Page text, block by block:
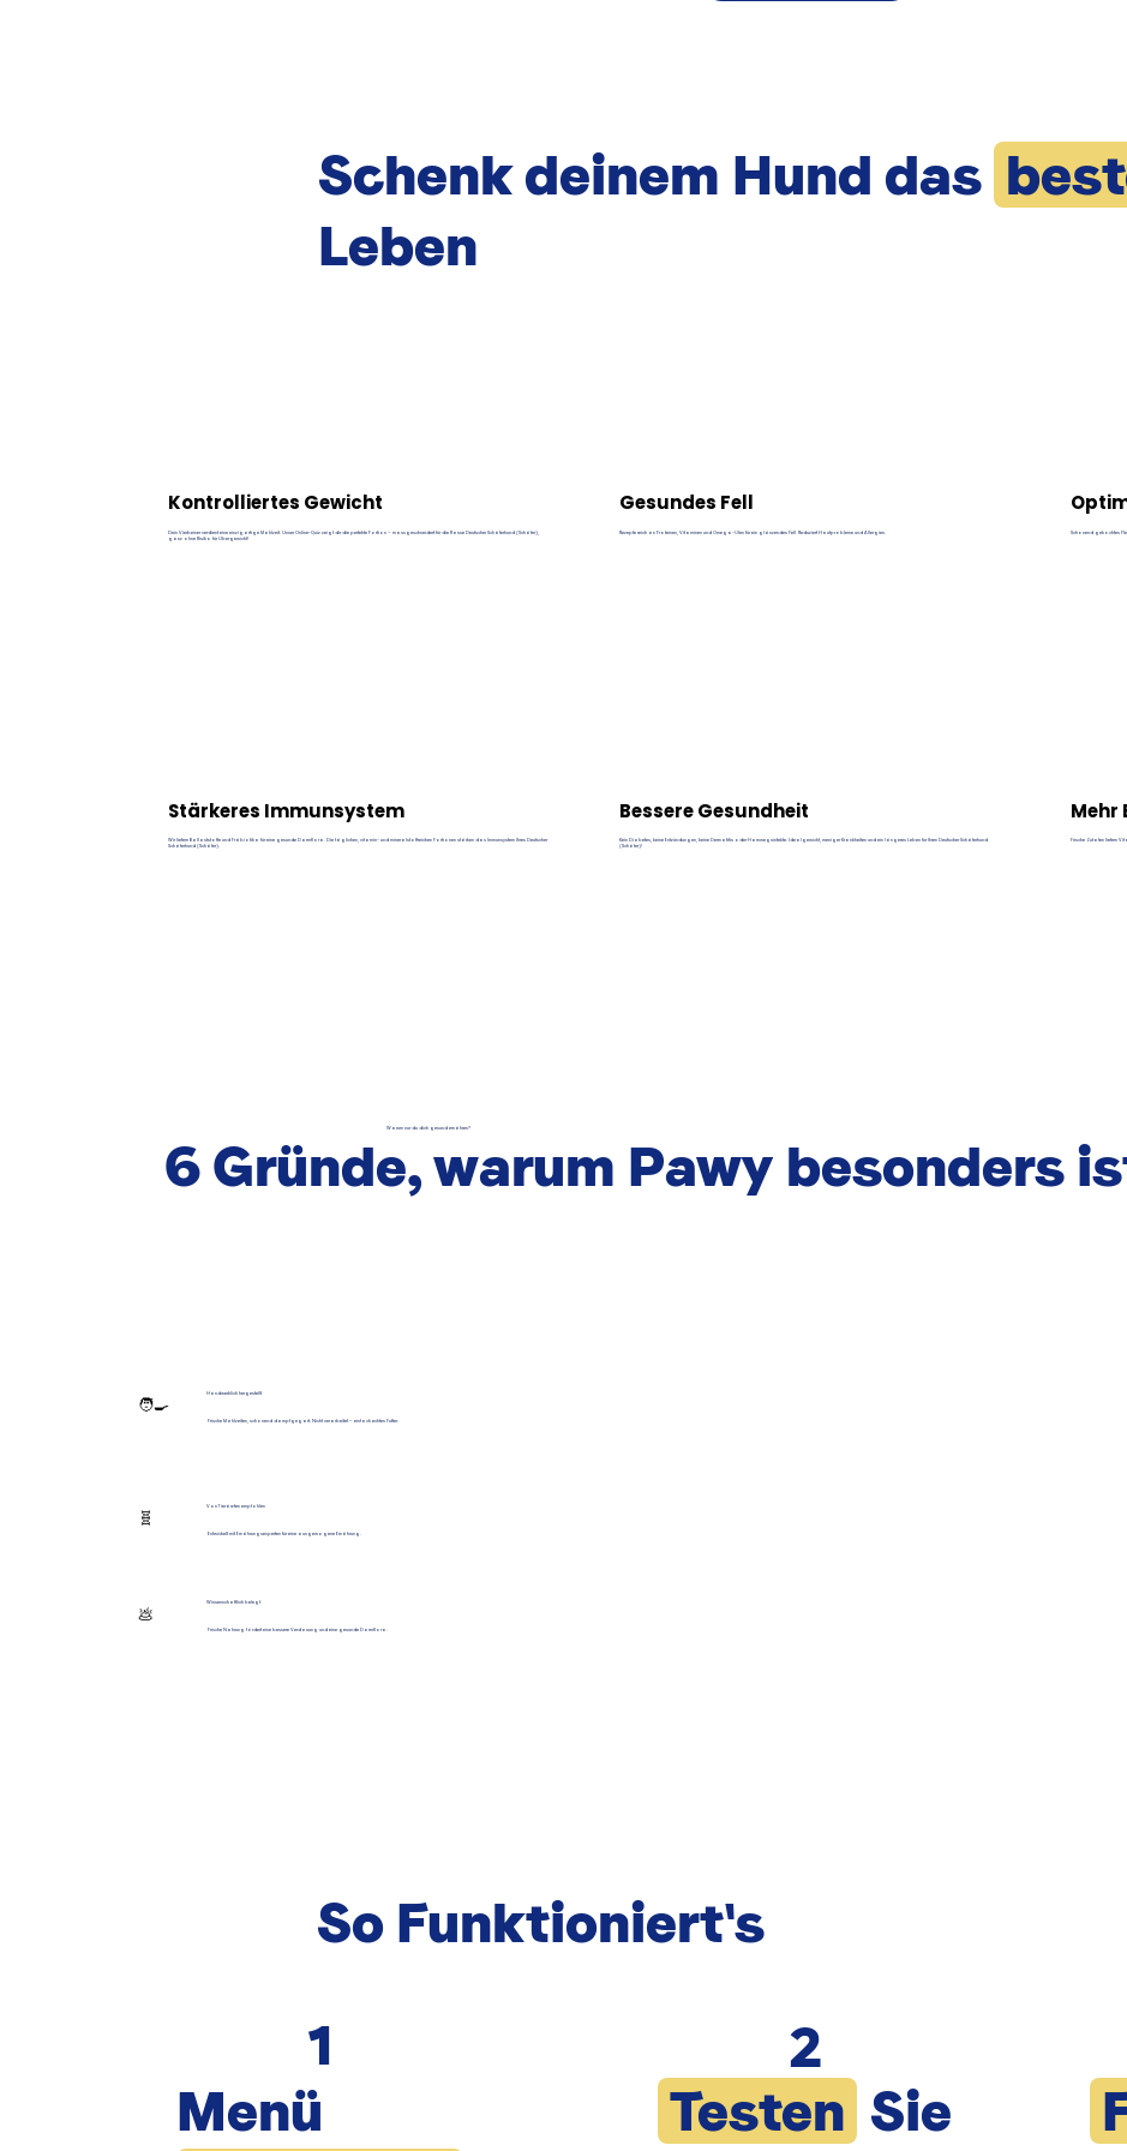
Schenk deinem Hund das
Leben
Kontrolliertes Gewicht
Dein Vierbeiner verdient eine einzigartige Mahlzeit. Unser Online-Quiz zeigt dir die perfekte Portion – massgeschneidert für die Rasse Deutscher Schäferhund (Schäfer),
ganz ohne Risiko für Übergewicht!
Gesundes Fell
Rezepte reich an Proteinen, Vitaminen und Omega-Ölen für ein glänzendes Fell. Reduziert Hautprobleme und Allergien. Schonend gekochtes
Stärkeres Immunsystem
Wir liefern Ballaststoffe und Präbiotika für eine gesunde Darmflora. Die täglichen, vitamin- und mineralstoffreichen Portionen stärken das Immunsystem Ihres Deutscher
Schäferhund (Schäfer).
Bessere Gesundheit
Kein Diabetes, keine Entzündungen, keine Dermatitis oder Harnwegsinfekte. Idealgewicht, weniger Krankheiten und ein längeres Leben für Ihren Deutscher Schäferhund
(Schäfer)!
Mehr
Frische Zutaten liefern
Warum nur du dich gesund ernähren?
6 Gründe, warum Pawy besonders
🧑‍🍳
Handwerklich hergestellt
Frische Mahlzeiten, schonend dampfgegart. Nicht verarbeitet – einfach echtes Futter.
🧬
Entwickelt mit Ernährungsexperten für eine ausgewogene Ernährung.
Von Tierärzten empfohlen
💩
Wissenschaftlich belegt
Frische Nahrung fördert eine bessere Verdauung und eine gesunde Darmflora.
So Funktioniert's
1
Menü
Testen Sie
2